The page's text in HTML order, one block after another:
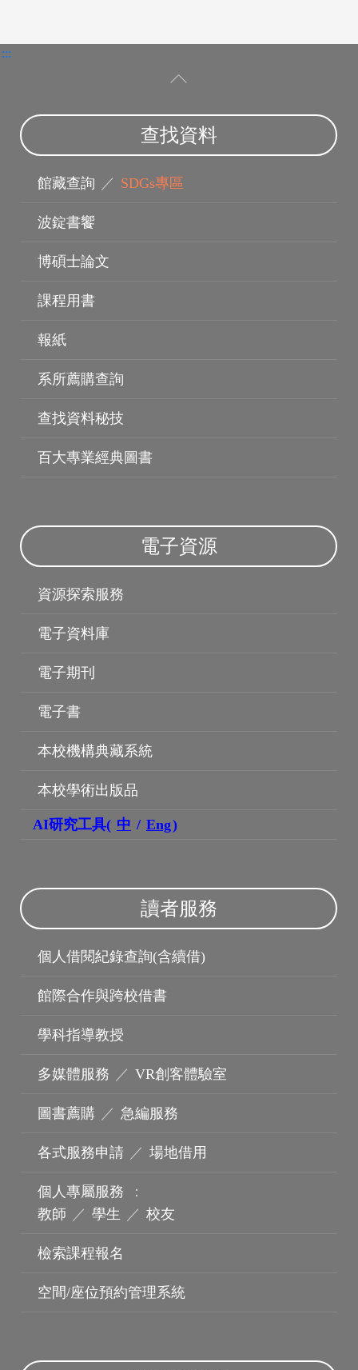
:::
查找資料
館藏查詢 ／ SDGs專區
波錠書饗
博碩士論文
課程用書
報紙
系所薦購查詢
查找資料秘技
百大專業經典圖書
電子資源
資源探索服務
電子資料庫
電子期刊
電子書
本校機構典藏系統
本校學術出版品
AI研究工具( 中 / Eng)
讀者服務
個人借閱紀錄查詢(含續借)
館際合作與跨校借書
學科指導教授
多媒體服務 ／ VR創客體驗室
圖書薦購 ／ 急編服務
各式服務申請 ／ 場地借用
個人專屬服務
：
教師 ／ 學生 ／ 校友
檢索課程報名
空間/座位預約管理系統